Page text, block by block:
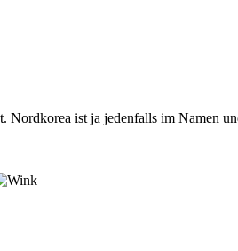
Nordkorea ist ja jedenfalls im Namen